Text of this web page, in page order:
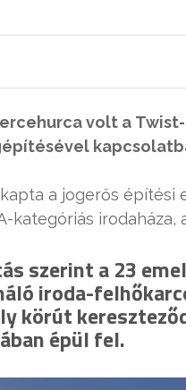
volt a
a jogerős építési
kategóriás
szerint a 23
iroda-
körút
épül fel.